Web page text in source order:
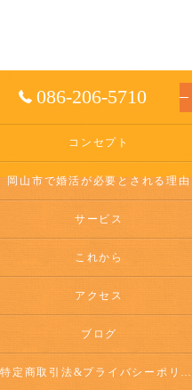
086-206-5710
コンセプト
岡山市で婚活が必要とされる理由
サービス
これから
アクセス
ブログ
特定商取引法&プライバシーポリシー